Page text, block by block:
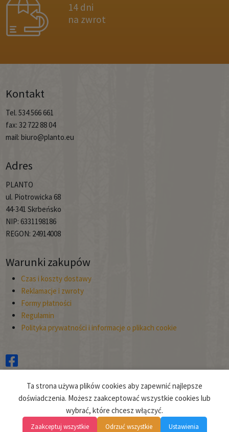
14 dni
na zwrot
Kontakt
Tel. 534 566 661
fax: 32 722 88 04
mail: biuro@planto.eu
Adres
PLANTO
ul. Piotrowicka 68
44-341 Skrbeńsko
NIP: 6331198186
REGON: 24914008
Warunki zakupów
Czas i koszty dostawy
Reklamacje i zwroty
Formy płatności
Regulamin
Polityka prywatności i informacje o plikach cookie
Copyright © 2026
Planto.
Projekt i realizacja:clivio.pl
Ta strona używa plików cookies aby zapewnić najlepsze
doświadczenia. Możesz zaakceptować wszystkie cookies lub
wybrać, które chcesz włączyć.
Zaakceptuj wszystkie Odrzuć wszystkie Ustawienia